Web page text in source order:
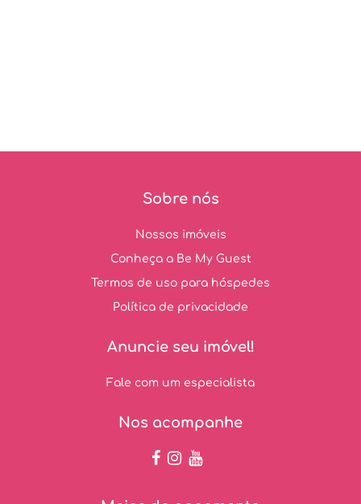
Sobre nós
Nossos imóveis
Conheça a Be My Guest
Termos de uso para hóspedes
Política de privacidade
Anuncie seu imóvel!
Fale com um especialista
Nos acompanhe